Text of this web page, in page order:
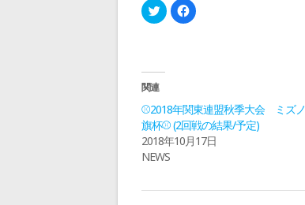
ク
リ
w
t
e
r
で
共
有
(
い
F
a
有
す
る
に
は
ク
し
関連
⚾2018年関東連盟秋季大会 ミズノ
旗杯⚾ (2回戦の結果/予定)
2018年10月17日
NEWS